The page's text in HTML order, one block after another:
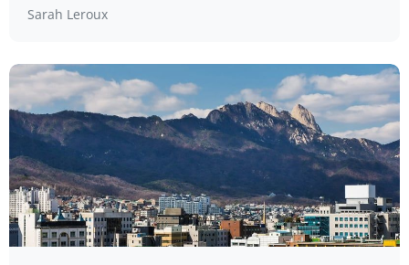
Sarah Leroux